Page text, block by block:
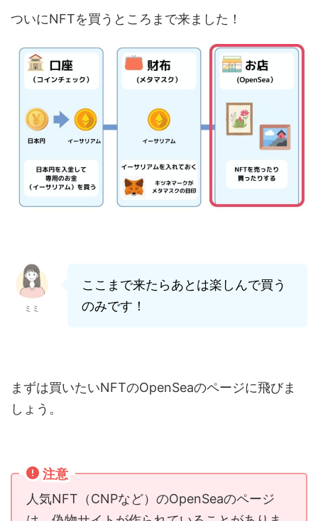
ついにNFTを買うところまで来ました！
ミミ
ここまで来たらあとは楽しんで買う
のみです！
まずは買いたいNFTのOpenSeaのページに飛びま
しょう。
注意
人気NFT（CNPなど）のOpenSeaのページ